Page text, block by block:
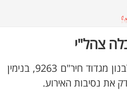
צהל"י
ארבעה חללים נפלו בלבנון מגדוד חיר"ם 9263, בנימין
את נסיבות האירוע.